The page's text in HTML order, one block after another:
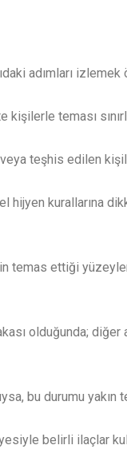
adımları izlemek
kişilerle teması
teşhis edilen
hijyen kurallarına
temas ettiği
olduğunda; diğer
bu durumu
belirli ilaçlar